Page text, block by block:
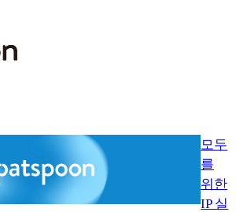
모두
를
위한
IP 실